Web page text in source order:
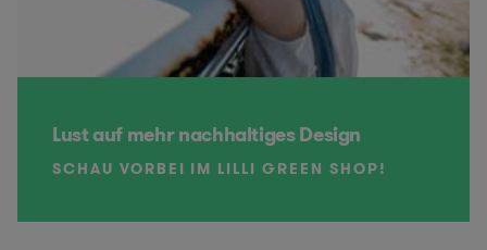
Lust auf mehr nachhaltiges Design
SCHAU VORBEI IM LILLI GREEN SHOP!